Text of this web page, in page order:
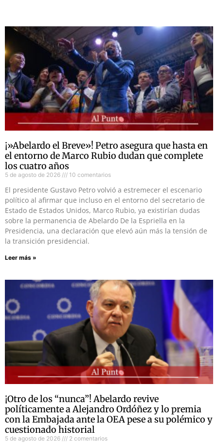
¡»Abelardo el Breve»! Petro asegura que hasta en
el entorno de Marco Rubio dudan que complete
los cuatro años
5 de agosto de 2026 10 comentarios
El presidente Gustavo Petro volvió a estremecer el escenario
político al afirmar que incluso en el entorno del secretario de
Estado de Estados Unidos, Marco Rubio, ya existirían dudas
sobre la permanencia de Abelardo De la Espriella en la
Presidencia, una declaración que elevó aún más la tensión de
la transición presidencial.
Leer más »
¡Otro de los “nunca”! Abelardo revive
políticamente a Alejandro Ordóñez y lo premia
con la Embajada ante la OEA pese a su polémico y
cuestionado historial
5 de agosto de 2026 2 comentarios